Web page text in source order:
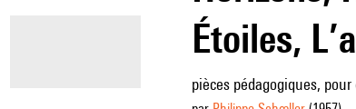
Étoiles,
pièces pédagogiques,